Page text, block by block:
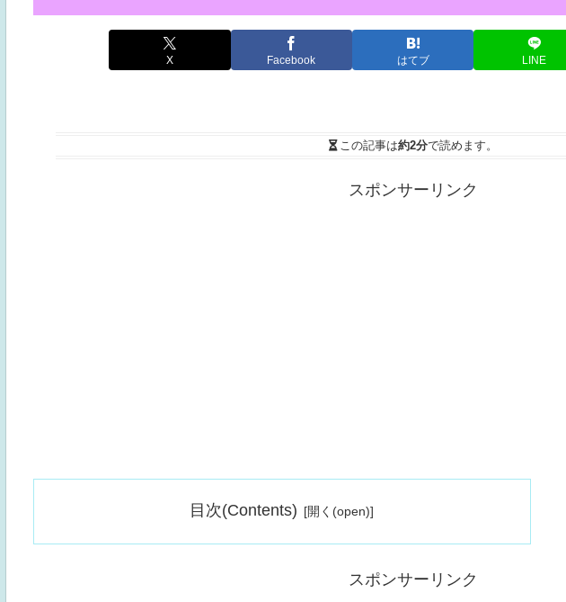
X Facebook はてブ LINE
この記事は約2分で読めます。
スポンサーリンク
目次(Contents)
スポンサーリンク